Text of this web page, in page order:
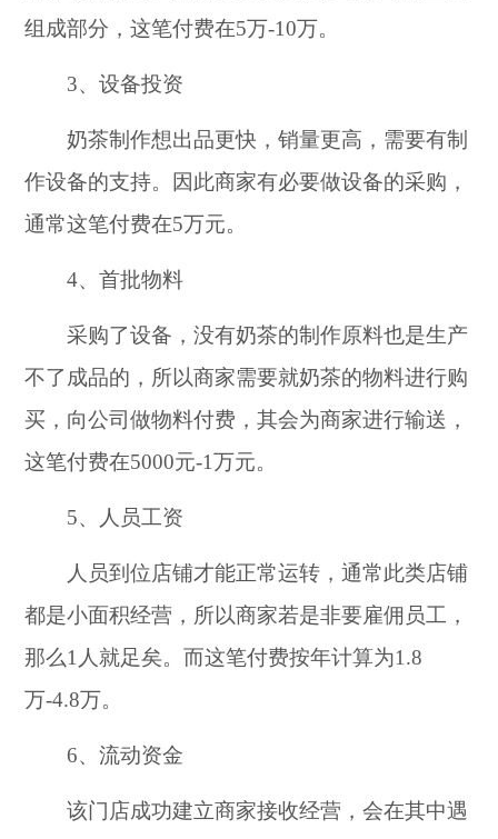
组成部分，这笔付费在5万-10万。
3、设备投资
奶茶制作想出品更快，销量更高，需要有制
作设备的支持。因此商家有必要做设备的采购，
通常这笔付费在5万元。
4、首批物料
采购了设备，没有奶茶的制作原料也是生产
不了成品的，所以商家需要就奶茶的物料进行购
买，向公司做物料付费，其会为商家进行输送，
这笔付费在5000元-1万元。
5、人员工资
人员到位店铺才能正常运转，通常此类店铺
都是小面积经营，所以商家若是非要雇佣员工，
那么1人就足矣。而这笔付费按年计算为1.8
万-4.8万。
6、流动资金
该门店成功建立商家接收经营，会在其中遇